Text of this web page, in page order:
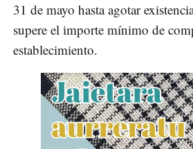
31 de mayo hasta agotar
supere el importe mínimo de
establecimiento.